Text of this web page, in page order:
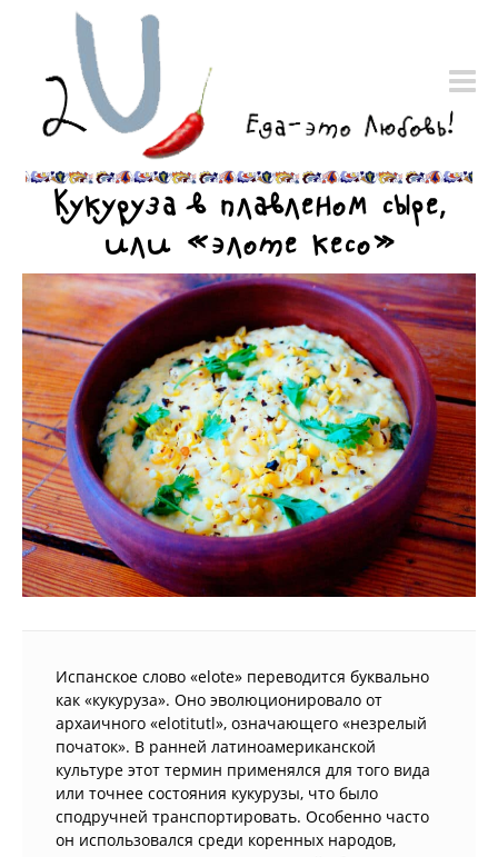
Кукуруза в плавленом сыре,
или «элоте кесо»
Испанское слово «elote» переводится буквально
как «кукуруза». Оно эволюционировало от
архаичного «elotitutl», означающего «незрелый
початок». В ранней латиноамериканской
культуре этот термин применялся для того вида
или точнее состояния кукурузы, что было
сподручней транспортировать. Особенно часто
он использовался среди коренных народов,